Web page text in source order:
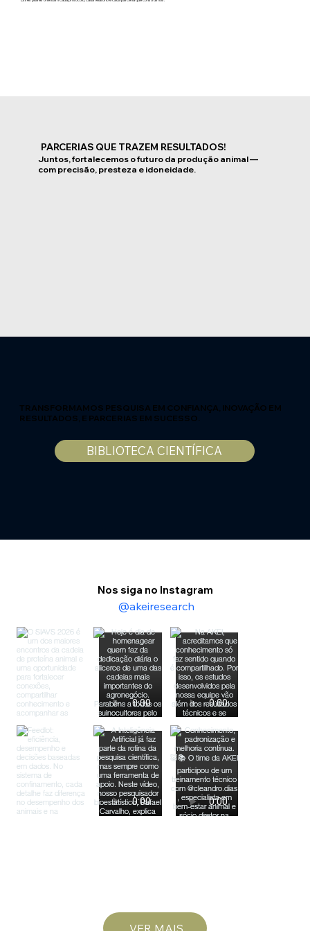
PARCERIAS QUE TRAZEM RESULTADOS!
Juntos, fortalecemos o futuro da produção animal —
com precisão, presteza e idoneidade.
TRANSFORMAMOS PESQUISA EM CONFIANÇA, INOVAÇÃO EM
RESULTADOS, E PARCERIAS EM SUCESSO.
BIBLIOTECA CIENTÍFICA
Nos siga no Instagram
@akeiresearch